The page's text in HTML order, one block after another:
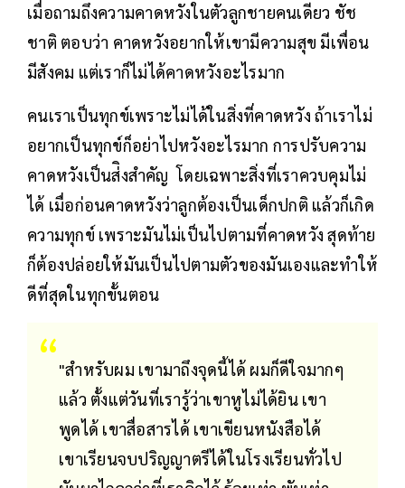
เมื่อถามถึงความคาดหวังในตัวลูกชายคนเดียว ชัช
ชาติ ตอบว่า คาดหวังอยากให้เขามีความสุข มีเพื่อน
มีสังคม แต่เราก็ไม่ได้คาดหวังอะไรมาก
คนเราเป็นทุกข์เพราะไม่ได้ในสิ่งที่คาดหวัง ถ้าเราไม่
อยากเป็นทุกข์ก็อย่าไปหวังอะไรมาก การปรับความ
คาดหวังเป็นส่ิงสำคัญ โดยเฉพาะสิ่งที่เราควบคุมไม่
ได้ เมื่อก่อนคาดหวังว่าลูกต้องเป็นเด็กปกติ แล้วก็เกิด
ความทุกข์ เพราะมันไม่เป็นไปตามที่คาดหวัง สุดท้าย
ก็ต้องปล่อยให้มันเป็นไปตามตัวของมันเองและทำให้
ดีที่สุดในทุกขั้นตอน
"สำหรับผม เขามาถึงจุดนี้ได้ ผมก็ดีใจมากๆ
แล้ว ตั้งแต่วันที่เรารู้ว่าเขาหูไม่ได้ยิน เขา
พูดได้ เขาสื่อสารได้ เขาเขียนหนังสือได้
เขาเรียนจบปริญญาตรีได้ในโรงเรียนทั่วไป